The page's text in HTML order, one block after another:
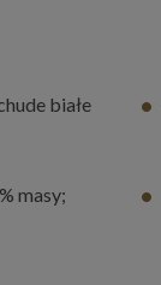
białe
masy;